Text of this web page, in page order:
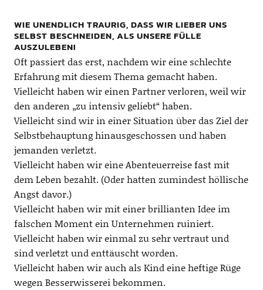
WIE UNENDLICH TRAURIG, DASS WIR LIEBER UNS S
ELBST BESCHNEIDEN, ALS UNSERE FÜLLE A
USZULEBEN!
Oft passiert das erst, nachdem wir eine schlechte
Erfahrung mit diesem Thema gemacht haben.
Vielleicht haben wir einen Partner verloren, weil wir
den anderen „zu intensiv geliebt“ haben.
Vielleicht sind wir in einer Situation über das Ziel der
Selbstbehauptung hinausgeschossen und haben
jemanden verletzt.
Vielleicht haben wir eine Abenteuerreise fast mit
dem Leben bezahlt. (Oder hatten zumindest höllische
Angst davor.)
Vielleicht haben wir mit einer brillianten Idee im
falschen Moment ein Unternehmen ruiniert.
Vielleicht haben wir einmal zu sehr vertraut und
sind verletzt und enttäuscht worden.
Vielleicht haben wir auch als Kind eine heftige Rüge
wegen Besserwisserei bekommen.